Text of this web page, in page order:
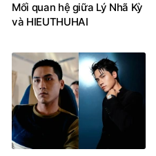
Mối quan hệ giữa Lý Nhã Kỳ
và HIEUTHUHAI